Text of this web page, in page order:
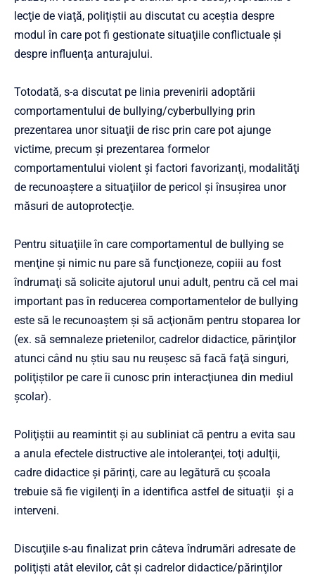
lecţie de viaţă, poliţiştii au discutat cu aceştia despre
modul în care pot fi gestionate situaţiile conflictuale şi
despre influenţa anturajului.
Totodată, s-a discutat pe linia prevenirii adoptării
comportamentului de bullying/cyberbullying prin
prezentarea unor situaţii de risc prin care pot ajunge
victime, precum şi prezentarea formelor
comportamentului violent şi factori favorizanţi, modalităţi
de recunoaştere a situaţiilor de pericol şi însuşirea unor
măsuri de autoprotecţie.
Pentru situaţiile în care comportamentul de bullying se
menţine şi nimic nu pare să funcţioneze, copiii au fost
îndrumaţi să solicite ajutorul unui adult, pentru că cel mai
important pas în reducerea comportamentelor de bullying
este să le recunoaştem şi să acţionăm pentru stoparea lor
(ex. să semnaleze prietenilor, cadrelor didactice, părinţilor
atunci când nu ştiu sau nu reuşesc să facă faţă singuri,
poliţiştilor pe care îi cunosc prin interacţiunea din mediul
şcolar).
Poliţiştii au reamintit şi au subliniat că pentru a evita sau
a anula efectele distructive ale intoleranţei, toţi adulţii,
cadre didactice şi părinţi, care au legătură cu şcoala
trebuie să fie vigilenţi în a identifica astfel de situaţii şi a
interveni.
Discuţiile s-au finalizat prin câteva îndrumări adresate de
poliţişti atât elevilor, cât şi cadrelor didactice/părinţilor